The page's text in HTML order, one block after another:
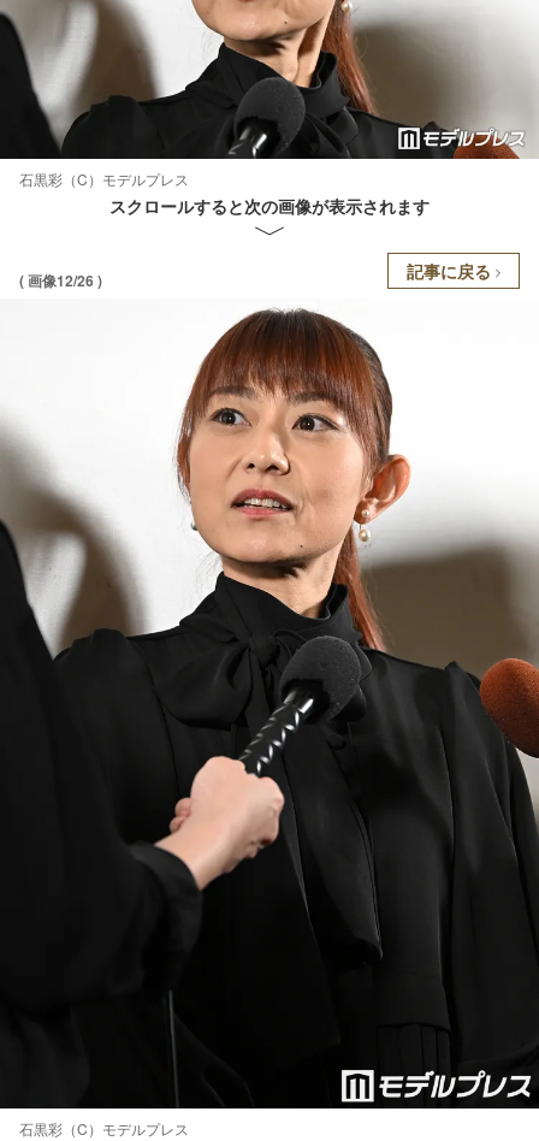
石黒彩（C）モデルプレス
スクロールすると次の画像が表示されます
( 画像12/26 ) 記事に戻る
石黒彩（C）モデルプレス